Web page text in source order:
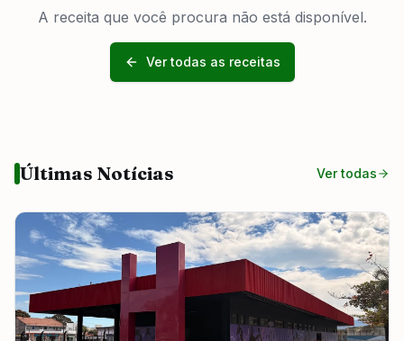
A receita que você procura não está disponível.
Ver todas as receitas
Últimas Notícias Ver todas